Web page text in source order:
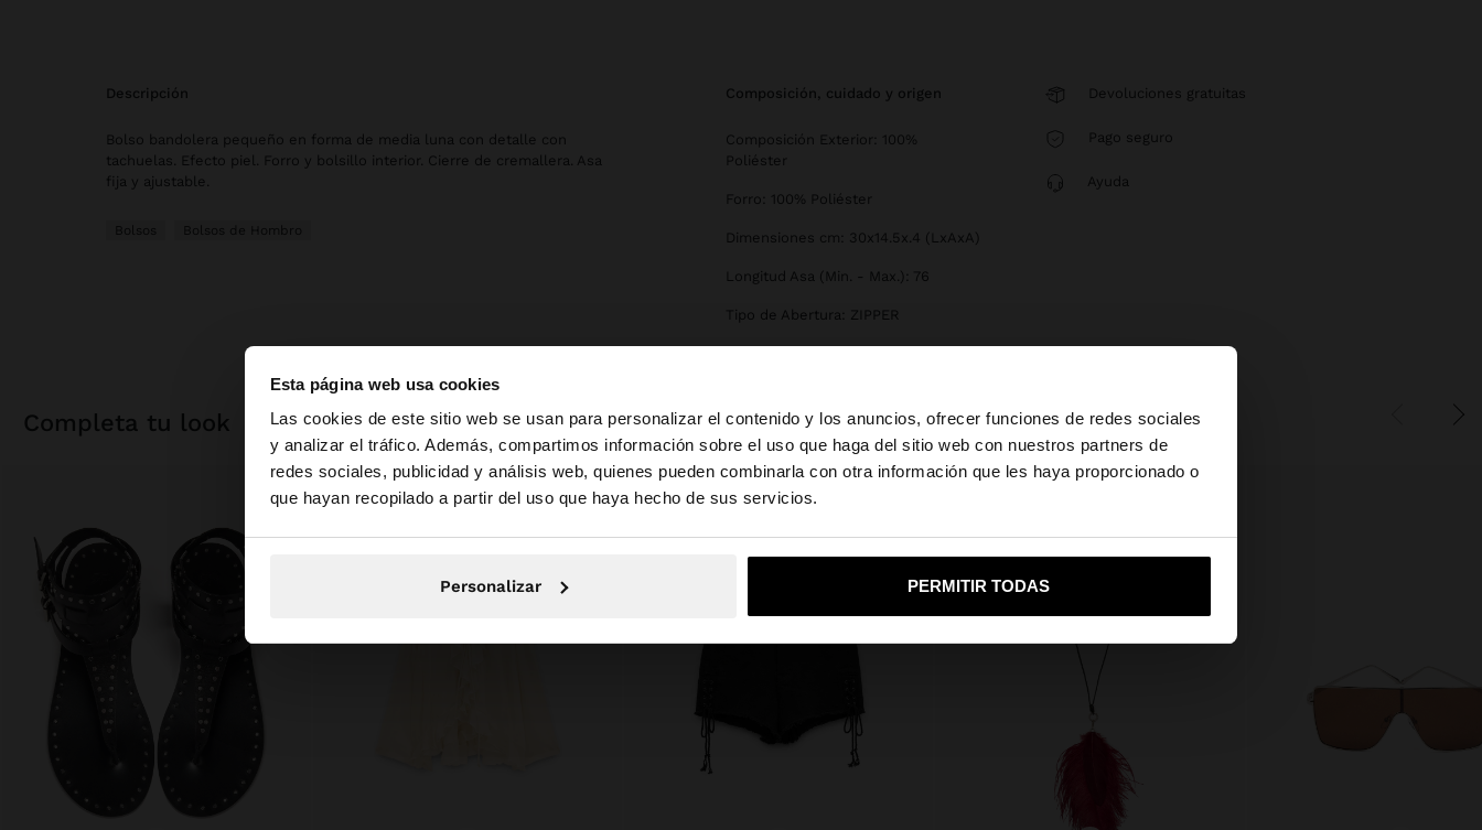
Esta página web usa cookies
Las cookies de este sitio web se usan para personalizar el contenido y los anuncios, ofrecer funciones de redes sociales
y analizar el tráfico. Además, compartimos información sobre el uso que haga del sitio web con nuestros partners de
redes sociales, publicidad y análisis web, quienes pueden combinarla con otra información que les haya proporcionado o
que hayan recopilado a partir del uso que haya hecho de sus servicios.
Personalizar PERMITIR TODAS
hola ×
Estás accediendo a la web de España. ¿Quieres ir a la web de United States?
No, continuar en la web de España Sí, llévame a United States
descripción
Bolso bandolera pequeño en forma de media luna con detalle con
tachuelas. Efecto piel. Forro y bolsillo interior. Cierre de cremallera. Asa
fija y ajustable.
Bolsos Bolsos de Hombro
composición, cuidado y origen
Composición Exterior: 100%
Poliéster
Forro: 100% Poliéster
Dimensiones cm: 30x14.5x.4 (LxAxA)
Longitud Asa (Min. - Max.): 76
Tipo de Abertura: ZIPPER
Devoluciones gratuitas
Pago seguro
Ayuda
completa tu look